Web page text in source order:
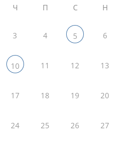
Ч П С Н
3 4 5 6
10 11 12 13
17 18 19 20
24 25 26 27